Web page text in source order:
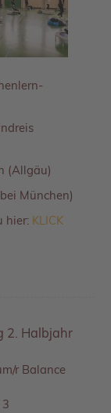
(Allgäu)
München)
hier: KLICK
2. Halbjahr
r Balance